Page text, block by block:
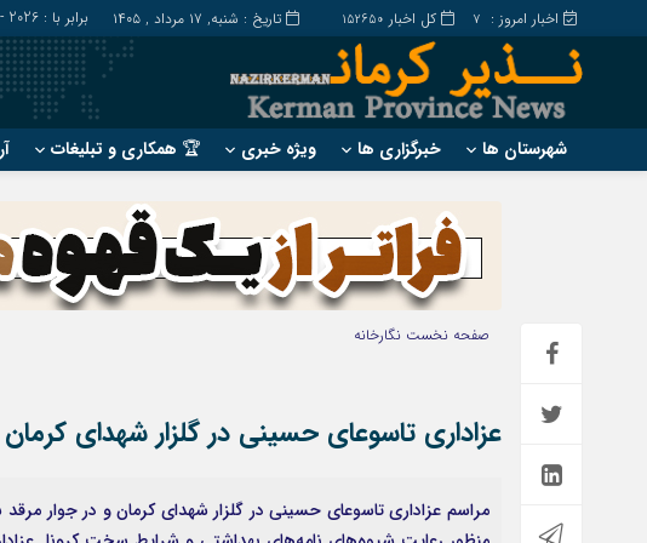
کل اخبار 152650 اخبار امروز : 7 تاریخ : شنبه, ۱۷ مرداد , ۱۴۰۵ برابر با : Saturday - 8 - August - 2026
شهرستان ها خبرگزاری ها ویژه خبری 🏆 همکاری و تبلیغات
بردسیر
بم
جیرفت
رابر
صفحه نخست نگارخانه
عزاداری تاسوعای حسینی در گلزار شهدای کرمان
مراسم عزاداری تاسوعای حسینی در گلزار شهدای کرمان و در جوار